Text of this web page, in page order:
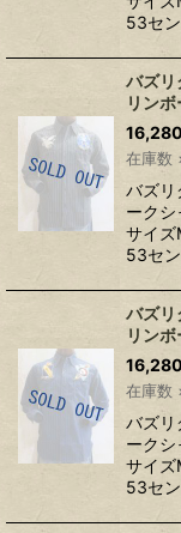
53セ
バズ
リン
16,280
在庫数
バズリ
ークシ
サイ
53セ
バズ
リン
16,280
在庫数
バズリ
ークシ
サイ
53セ